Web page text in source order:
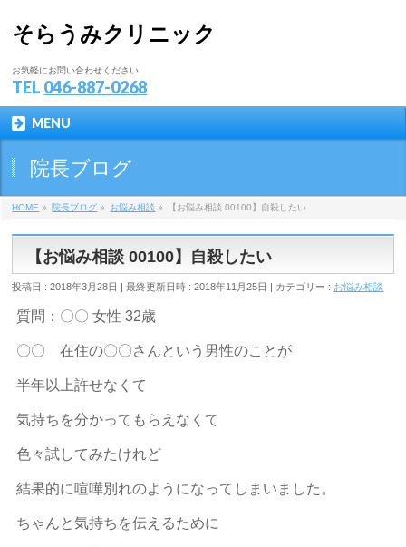
そらうみクリニック
お気軽にお問い合わせください
TEL 046-887-0268
MENU
院長ブログ
HOME » 院長ブログ » お悩み相談 » 【お悩み相談 00100】自殺したい
【お悩み相談 00100】自殺したい
投稿日 : 2018年3月28日 最終更新日時 : 2018年11月25日 カテゴリー : お悩み相談
質問：〇〇 女性 32歳
〇〇 在住の〇〇さんという男性のことが
半年以上許せなくて
気持ちを分かってもらえなくて
色々試してみたけれど
結果的に喧嘩別れのようになってしまいました。
ちゃんと気持ちを伝えるために